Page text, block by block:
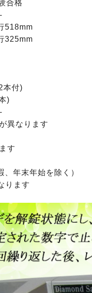
合格
518mm
325mm
本付)
)
異なります
す
、年末年始を除く）
ります